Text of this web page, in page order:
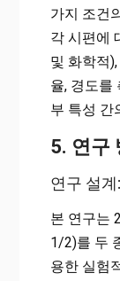
가지 조건
각 시편에
및 화학적
율, 경도를
부 특성 간
5. 연구
연구 설계:
본 연구는
1/2)를 두
용한 실험